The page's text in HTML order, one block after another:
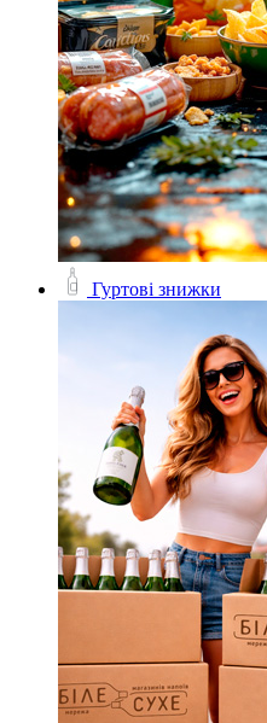
Гуртові знижки